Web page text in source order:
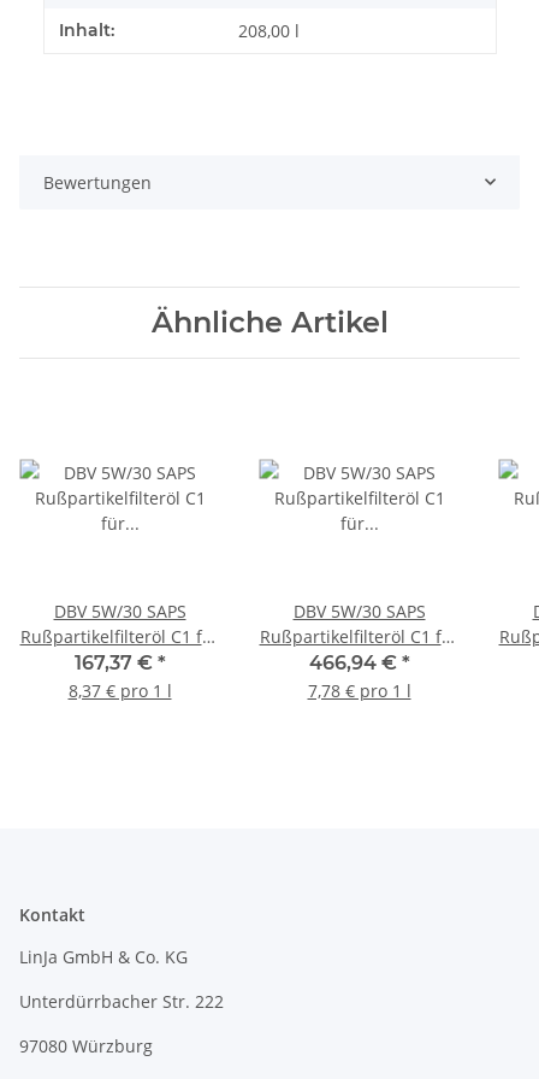
Inhalt: 208,00 l
Bewertungen
Ähnliche Artikel
DBV 5W/30 SAPS
Rußpartikelfilteröl C1 für
Ford, Mazda, Volvo 4 x 5-
Liter-Kanne
167,37 € *
8,37 € pro 1 l
DBV 5W/30 SAPS
Rußpartikelfilteröl C1 für
Ford, Mazda, Volvo 60-
Liter-Fass
466,94 € *
7,78 € pro 1 l
Kontakt
LinJa GmbH & Co. KG
Unterdürrbacher Str. 222
97080 Würzburg